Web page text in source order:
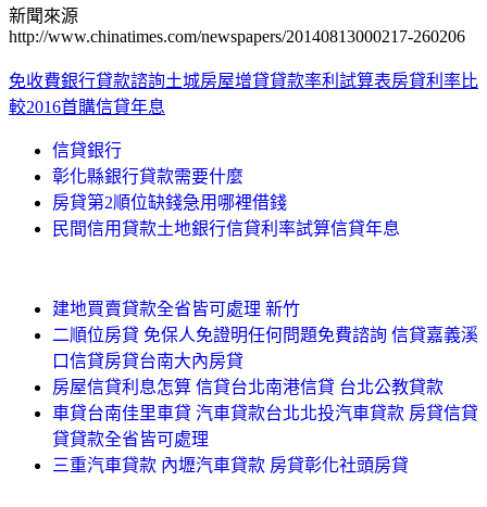
新聞來源
http://www.chinatimes.com/newspapers/20140813000217-260206
免收費銀行貸款諮詢土城房屋增貸貸款率利試算表房貸利率比
較2016首購信貸年息
信貸銀行
彰化縣銀行貸款需要什麼
房貸第2順位缺錢急用哪裡借錢
民間信用貸款土地銀行信貸利率試算信貸年息
建地買賣貸款全省皆可處理 新竹
二順位房貸 免保人免證明任何問題免費諮詢 信貸嘉義溪
口信貸房貸台南大內房貸
房屋信貸利息怎算 信貸台北南港信貸 台北公教貸款
車貸台南佳里車貸 汽車貸款台北北投汽車貸款 房貸信貸
貸貸款全省皆可處理
三重汽車貸款 內壢汽車貸款 房貸彰化社頭房貸